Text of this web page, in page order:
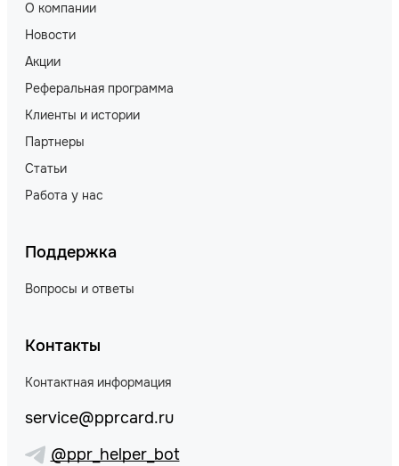
О компании
Новости
Акции
Реферальная программа
Клиенты и истории
Партнеры
Статьи
Работа у нас
Поддержка
Вопросы и ответы
Контакты
Контактная информация
service@pprcard.ru
@ppr_helper_bot